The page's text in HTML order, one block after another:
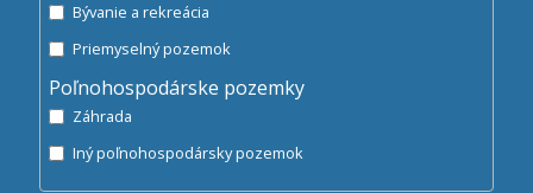
Bývanie a rekreácia
Priemyselný pozemok
Poľnohospodárske pozemky
Záhrada
Iný poľnohospodársky pozemok